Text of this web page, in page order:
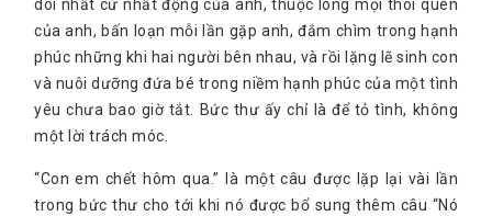
dõi nhất cử nhất động của anh, thuộc lòng mọi thói quen
của anh, bấn loạn mỗi lần gặp anh, đắm chìm trong hạnh
phúc những khi hai người bên nhau, và rồi lặng lẽ sinh con
và nuôi dưỡng đứa bé trong niềm hạnh phúc của một tình
yêu chưa bao giờ tắt. Bức thư ấy chỉ là để tỏ tình, không
một lời trách móc.
“Con em chết hôm qua.” là một câu được lặp lại vài lần
trong bức thư cho tới khi nó được bổ sung thêm câu “Nó